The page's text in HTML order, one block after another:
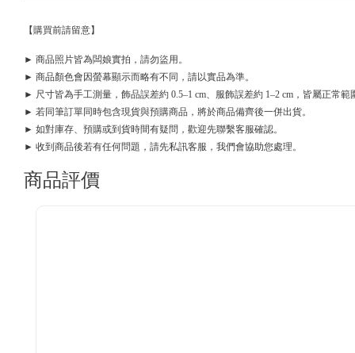
【購買前請留意】
► 商品照片皆為闆娘實拍，請勿盜用。
► 商品顏色會因螢幕顯示而略有不同，請以實品為準。
► 尺寸皆為手工測量，飾品誤差約 0.5–1 cm、服飾誤差約 1–2 cm，皆屬正常範
► 若同筆訂單同時包含現貨與預購商品，將於商品備齊後一併出貨。
► 如對庫存、預購或到貨時間有疑問，歡迎先聯繫客服確認。
► 收到商品後若有任何問題，請先私訊客服，我們會協助您處理。
商品評價